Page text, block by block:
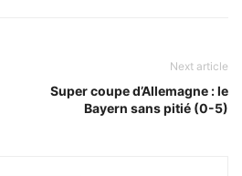
Next article
Super coupe d’Allemagne : le
Bayern sans pitié (0-5)